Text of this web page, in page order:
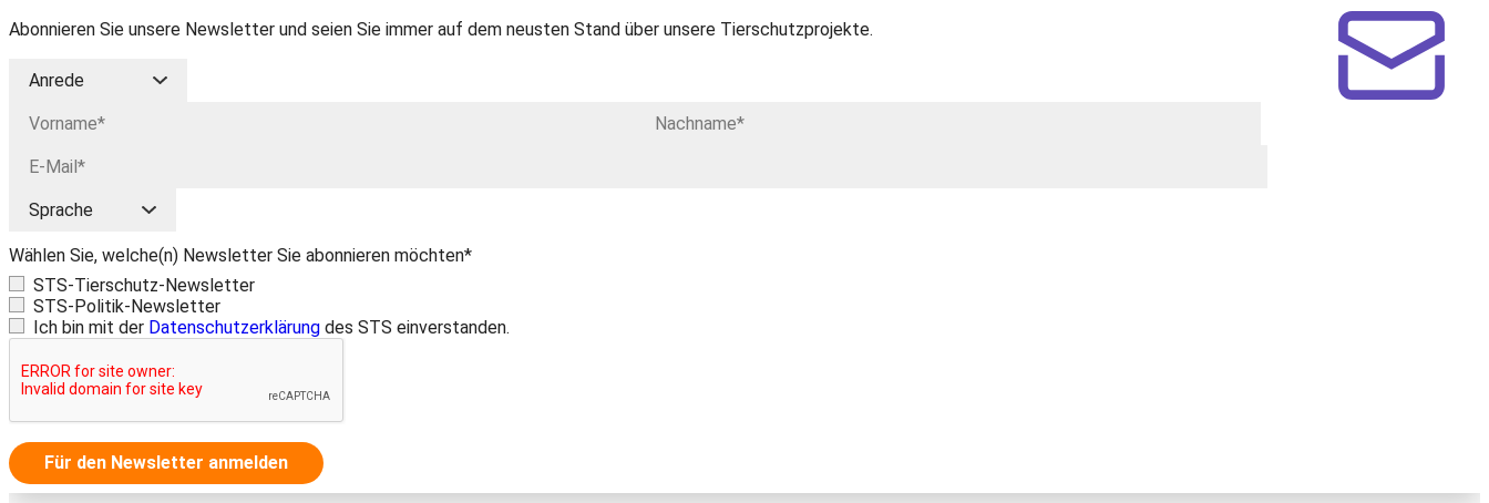
Abonnieren Sie unsere Newsletter und seien Sie immer auf dem neusten Stand über unsere Tierschutzprojekte.
Wählen Sie, welche(n) Newsletter Sie abonnieren möchten*
STS-Tierschutz-Newsletter
STS-Politik-Newsletter
Ich bin mit der Datenschutzerklärung des STS einverstanden.
Für den Newsletter anmelden